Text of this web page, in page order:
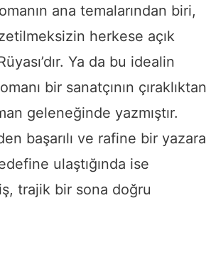
ana temalarından biri,
herkese açık
Ya da bu idealin
bir sanatçının çıraklıktan
geleneğinde yazmıştır.
başarılı ve rafine bir yazara
ulaştığında ise
trajik bir sona doğru